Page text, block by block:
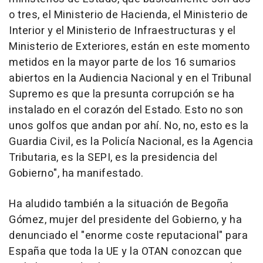
o tres, el Ministerio de Hacienda, el Ministerio de
Interior y el Ministerio de Infraestructuras y el
Ministerio de Exteriores, están en este momento
metidos en la mayor parte de los 16 sumarios
abiertos en la Audiencia Nacional y en el Tribunal
Supremo es que la presunta corrupción se ha
instalado en el corazón del Estado. Esto no son
unos golfos que andan por ahí. No, no, esto es la
Guardia Civil, es la Policía Nacional, es la Agencia
Tributaria, es la SEPI, es la presidencia del
Gobierno", ha manifestado.
Ha aludido también a la situación de Begoña
Gómez, mujer del presidente del Gobierno, y ha
denunciado el "enorme coste reputacional" para
España que toda la UE y la OTAN conozcan que